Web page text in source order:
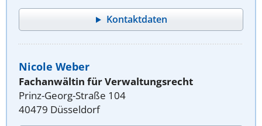
Kontaktdaten
Nicole Weber
Fachanwältin für Verwaltungsrecht
Prinz-Georg-Straße 104
40479 Düsseldorf